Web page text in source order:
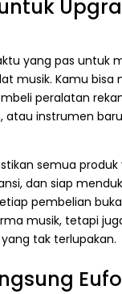
yang pas untuk
musik. Kamu
peralatan
atau instrumen
semua produk
dan siap
pembelian
musik, tetapi
tak terlupakan.